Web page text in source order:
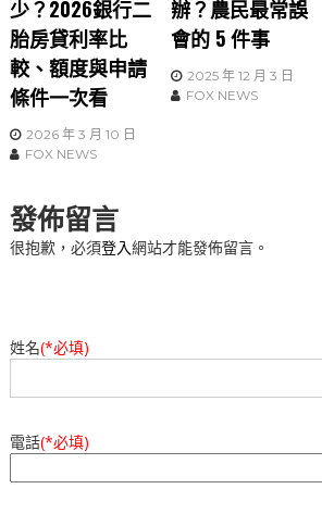
少？2026銀行二
胎房貸利率比
較、額度與申請
條件一次看
2026 年 3 月 10 日
FOX NEWS
辦？農民最常誤
會的 5 件事
2025 年 12 月 3 日
FOX NEWS
發佈留言
很抱歉，必須登入網站才能發佈留言。
姓名(*必填)
電話(*必填)